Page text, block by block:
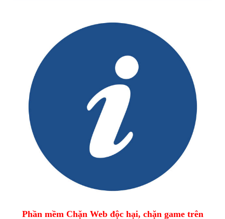
Phần mềm Chặn Web độc hại, chặn game trên